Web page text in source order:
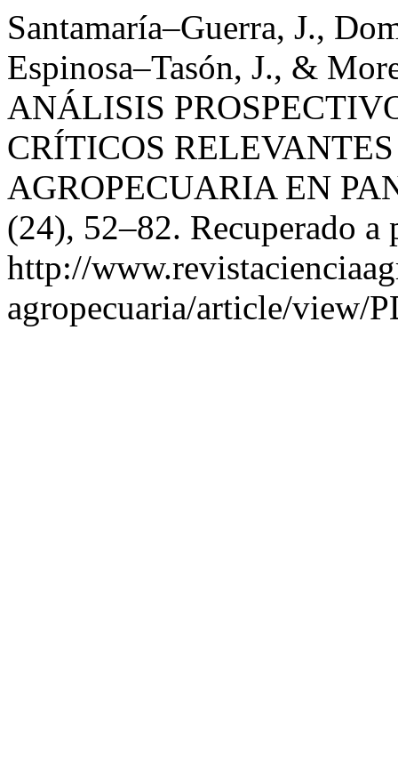
Santamaría–Guerra, J.,
Espinosa–Tasón, J., &
ANÁLISIS
CRÍTICOS
AGROPECUARIA EN
(24), 52–82. Recuperado a
http://
agropecuaria/article/view/